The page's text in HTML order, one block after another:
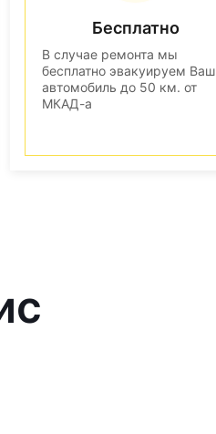
Бесплатно
В случае ремонта мы
бесплатно эвакуируем Ваш
автомобиль до 50 км. от
МКАД-а